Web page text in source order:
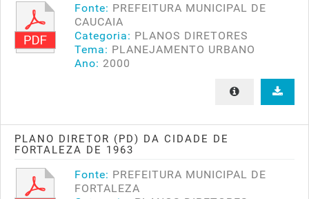
Fonte: PREFEITURA MUNICIPAL DE
CAUCAIA
Categoria: PLANOS DIRETORES
Tema: PLANEJAMENTO URBANO
Ano: 2000
PLANO DIRETOR (PD) DA CIDADE DE
FORTALEZA DE 1963
Fonte: PREFEITURA MUNICIPAL DE
FORTALEZA